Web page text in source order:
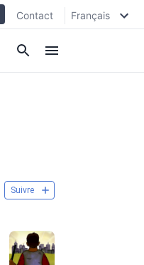
Contact Français
Suivre